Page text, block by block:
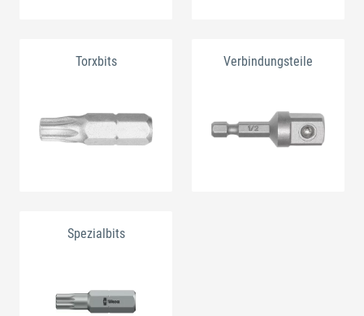
Torxbits Verbindungsteile
Spezialbits